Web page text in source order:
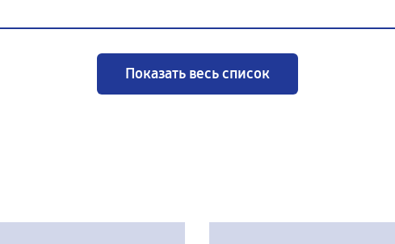
Показать весь список